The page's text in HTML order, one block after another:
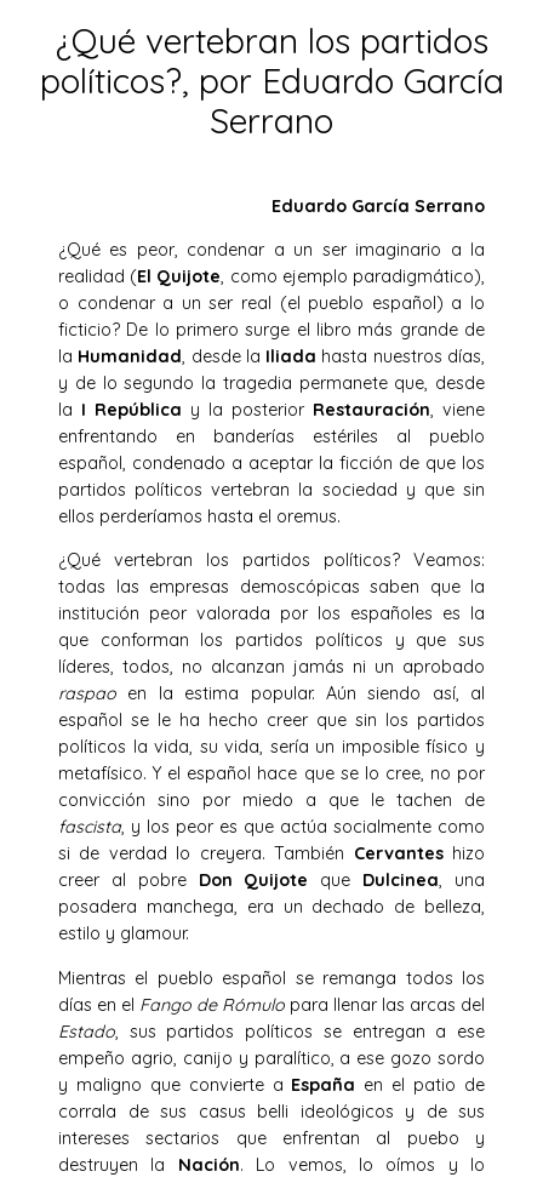
¿Qué vertebran los partidos
políticos?, por Eduardo García
Serrano
Eduardo García Serrano
¿Qué es peor, condenar a un ser imaginario a la
realidad (El Quijote, como ejemplo paradigmático),
o condenar a un ser real (el pueblo español) a lo
ficticio? De lo primero surge el libro más grande de
la Humanidad, desde la Iliada hasta nuestros días,
y de lo segundo la tragedia permanete que, desde
la I República y la posterior Restauración, viene
enfrentando en banderías estériles al pueblo
español, condenado a aceptar la ficción de que los
partidos políticos vertebran la sociedad y que sin
ellos perderíamos hasta el oremus.
¿Qué vertebran los partidos políticos? Veamos:
todas las empresas demoscópicas saben que la
institución peor valorada por los españoles es la
que conforman los partidos políticos y que sus
líderes, todos, no alcanzan jamás ni un aprobado
raspao en la estima popular. Aún siendo así, al
español se le ha hecho creer que sin los partidos
políticos la vida, su vida, sería un imposible físico y
metafísico. Y el español hace que se lo cree, no por
convicción sino por miedo a que le tachen de
fascista, y los peor es que actúa socialmente como
si de verdad lo creyera. También Cervanteshizo
creer al pobreDon Quijote que Dulcinea, una
posadera manchega, era un dechado de belleza,
estilo y glamour.
Mientras el pueblo español se remanga todos los
días en el Fango de Rómulo para llenar las arcas del
Estado, sus partidos políticos se entregan a ese
empeño agrio, canijo y paralítico, a ese gozo sordo
y maligno que convierte a España en el patio de
corrala de sus casus belli ideológicos y de sus
intereses sectarios que enfrentan al puebo y
destruyen la Nación. Lo vemos, lo oímos y lo